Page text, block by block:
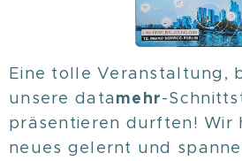
Eine tolle Veranstaltung,
unsere datamehr-
präsentieren durften! Wir
neues gelernt und